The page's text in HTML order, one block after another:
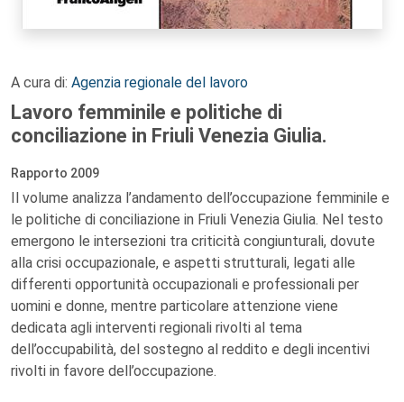
A cura di: Agenzia regionale del lavoro
Lavoro femminile e politiche di
conciliazione in Friuli Venezia Giulia.
Rapporto 2009
Il volume analizza l’andamento dell’occupazione femminile e
le politiche di conciliazione in Friuli Venezia Giulia. Nel testo
emergono le intersezioni tra criticità congiunturali, dovute
alla crisi occupazionale, e aspetti strutturali, legati alle
differenti opportunità occupazionali e professionali per
uomini e donne, mentre particolare attenzione viene
dedicata agli interventi regionali rivolti al tema
dell’occupabilità, del sostegno al reddito e degli incentivi
rivolti in favore dell’occupazione.